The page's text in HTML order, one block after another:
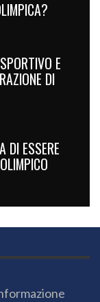
E
DI
DI ESSERE